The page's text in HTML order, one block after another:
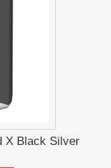
X Black Silver